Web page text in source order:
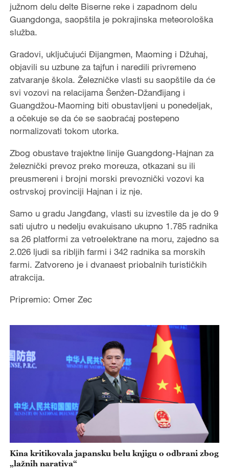
južnom delu delte Biserne reke i zapadnom delu
Guangdonga, saopštila je pokrajinska meteorološka
služba.
Gradovi, uključujući Đijangmen, Maoming i Džuhaj,
objavili su uzbune za tajfun i naredili privremeno
zatvaranje škola. Železničke vlasti su saopštile da će
svi vozovi na relacijama Šenžen-Džanđijang i
Guangdžou-Maoming biti obustavljeni u ponedeljak,
a očekuje se da će se saobraćaj postepeno
normalizovati tokom utorka.
Zbog obustave trajektne linije Guangdong-Hajnan za
železnički prevoz preko moreuza, otkazani su ili
preusmereni i brojni morski prevoznički vozovi ka
ostrvskoj provinciji Hajnan i iz nje.
Samo u gradu Jangđang, vlasti su izvestile da je do 9
sati ujutro u nedelju evakuisano ukupno 1.785 radnika
sa 26 platformi za vetroelektrane na moru, zajedno sa
2.026 ljudi sa ribljih farmi i 342 radnika sa morskih
farmi. Zatvoreno je i dvanaest priobalnih turističkih
atrakcija.
Pripremio: Omer Zec
Kina kritikovala japansku belu knjigu o odbrani zbog
„lažnih narativa“